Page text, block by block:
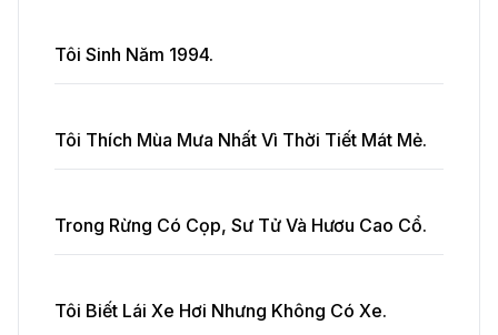
Tôi Sinh Năm 1994.
Tôi Thích Mùa Mưa Nhất Vì Thời Tiết Mát Mẻ.
Trong Rừng Có Cọp, Sư Tử Và Hươu Cao Cổ.
Tôi Biết Lái Xe Hơi Nhưng Không Có Xe.